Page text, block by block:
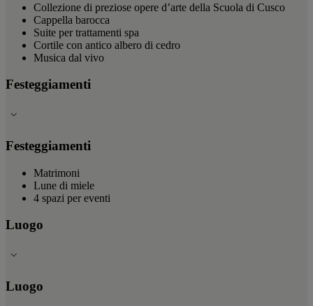
Collezione di preziose opere d’arte della Scuola di Cusco
Cappella barocca
Suite per trattamenti spa
Cortile con antico albero di cedro
Musica dal vivo
Festeggiamenti
Festeggiamenti
Matrimoni
Lune di miele
4 spazi per eventi
Luogo
Luogo